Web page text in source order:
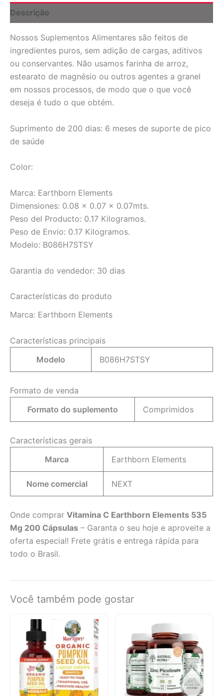
Descrição
Nossos Suplementos Alimentares são feitos de
ingredientes puros, sem adição de cargas, aditivos
ou conservantes. Não usamos farinha de arroz,
estearato de magnésio ou outros agentes a granel
em nossos processos, de modo que o que você
deseja é tudo o que obtém.
Suprimento de 200 dias: 6 meses de suporte de pico
de saúde
Color:
Marca: Earthborn Elements
Dimensiones: 0.08 x 0.07 x 0.07mts.
Peso del Producto: 0.17 Kilogramos.
Peso de Envio: 0.17 Kilogramos.
Modelo: B086H7STSY
Garantia do vendedor: 30 dias
Características do produto
Marca: Earthborn Elements
Características principais
Modelo
B086H7STSY
Formato de venda
Formato do suplemento
Comprimidos
Características gerais
Marca
Earthborn Elements
Nome comercial NEXT
Onde comprar Vitamina C Earthborn Elements 535
Mg 200 Cápsulas – Garanta o seu hoje e aproveite a
oferta especial! Frete grátis e entrega rápida para
todo o Brasil.
Você também pode gostar